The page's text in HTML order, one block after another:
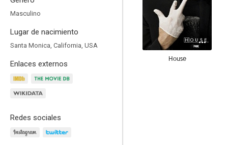
Masculino
Lugar de nacimiento
Santa Monica, California, USA
Enlaces externos
Redes sociales
House